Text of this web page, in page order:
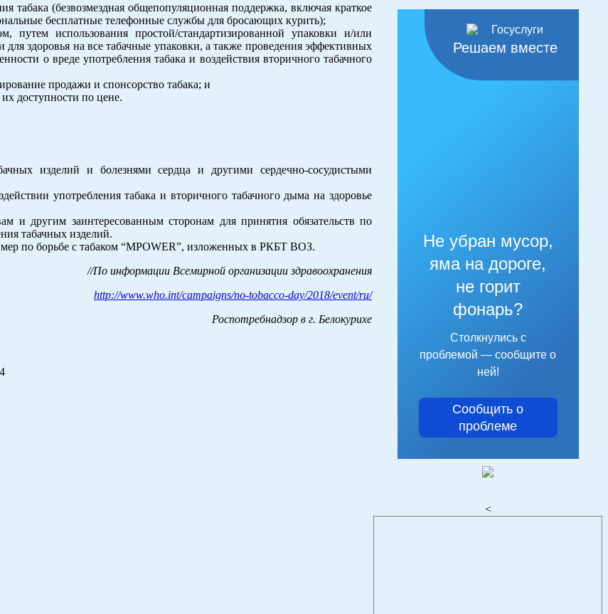
(безвозмездная общепопуляционная поддержка, включая краткое
бесплатные телефонные службы для бросающих курить);
путем использования простой/стандартизированной упаковки и/или
здоровья на все табачные упаковки, а также проведения эффективных
о вреде употребления табака и воздействия вторичного табачного
продажи и спонсорство табака; и
доступности по цене.
изделий и болезнями сердца и другими сердечно-сосудистыми
употребления табака и вторичного табачного дыма на здоровье
и другим заинтересованным сторонам для принятия обязательств по
табачных изделий.
по борьбе с табаком “MPOWER”, изложенных в РКБТ ВОЗ.
//По информации Всемирной организации здравоохранения
http://www.who.int/campaigns/no-tobacco-day/2018/event/ru/
Роспотребнадзор в г. Белокурихе
Решаем вместе
Не убран мусор,
яма на дороге,
не горит
фонарь?
Столкнулись с
проблемой — сообщите о
ней!
Сообщить о
проблеме
<